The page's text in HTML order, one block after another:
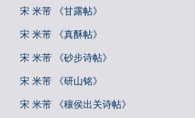
宋 米芾 《甘露帖》
宋 米芾 《真酥帖》
宋 米芾 《砂步诗帖》
宋 米芾 《研山铭》
宋 米芾 《穰侯出关诗帖》